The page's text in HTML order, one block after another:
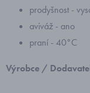
prodyšnost -
aviváž - ano
praní - 40°C
Výrobce /